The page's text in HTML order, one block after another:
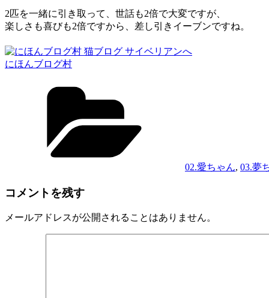
2匹を一緒に引き取って、世話も2倍で大変ですが、
楽しさも喜びも2倍ですから、差し引きイーブンですね。
にほんブログ村
02.愛ちゃん, 03.夢
コメントを残す
メールアドレスが公開されることはありません。